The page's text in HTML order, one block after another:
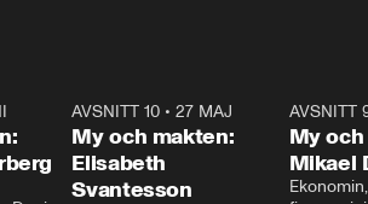
23:40AVSNITT 10 •27 MAJ
My och makten:
Elisabeth
Svantesson
AVSNITT
My
Mikael
Ekonomin,